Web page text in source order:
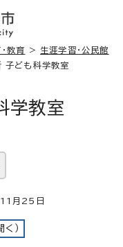
教育 > 生涯学習・公民館
子ども科学教室
学教室
月25日
）